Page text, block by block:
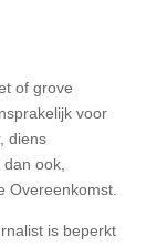
of grove
voor
diens
ook,
Overeenkomst.
is beperkt